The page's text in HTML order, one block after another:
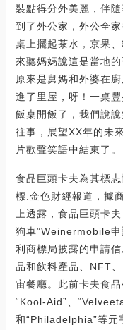
裝點得分外美麗，伴
到了外公家，外公全
桌上擺起茶水，京果
來聽媽媽說這是當地
原來是舅媽和外婆在
進了里屋，呀！一桌
飯桌開飯了，我們說
往事，展望XX年的未
片歡聲笑語中結束了。
食品巨頭卡夫為其標
標:金色財經報道，據
上透露，食品巨頭卡
狗車”Weinermobile
利商標局披露的申請
品和飲料產品、NFT
宙餐廳。此前卡夫食品
“Kool-Aid”、
和“Philadelphia”等